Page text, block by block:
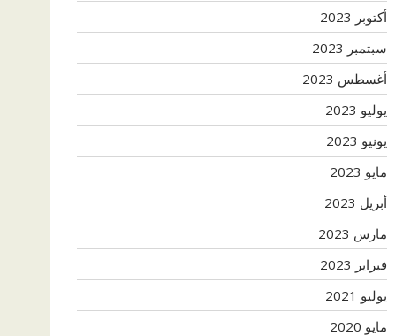
أكتوبر 2023
سبتمبر 2023
أغسطس 2023
يوليو 2023
يونيو 2023
مايو 2023
أبريل 2023
مارس 2023
فبراير 2023
يوليو 2021
مايو 2020